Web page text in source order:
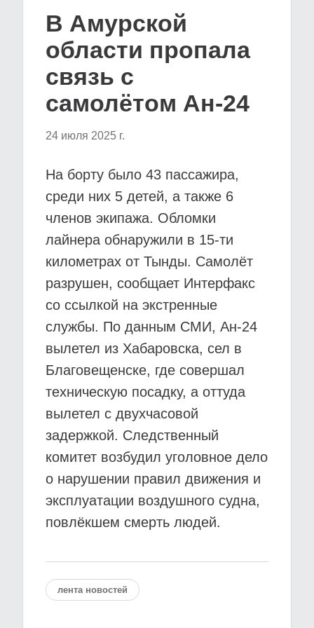
В Амурской
области пропала
связь с
самолётом Ан-24
24 июля 2025 г.
На борту было 43 пассажира,
среди них 5 детей, а также 6
членов экипажа. Обломки
лайнера обнаружили в 15-ти
километрах от Тынды. Самолёт
разрушен, сообщает Интерфакс
со ссылкой на экстренные
службы. По данным СМИ, Ан-24
вылетел из Хабаровска, сел в
Благовещенске, где совершал
техническую посадку, а оттуда
вылетел с двухчасовой
задержкой. Следственный
комитет возбудил уголовное дело
о нарушении правил движения и
эксплуатации воздушного судна,
повлёкшем смерть людей.
лента новостей